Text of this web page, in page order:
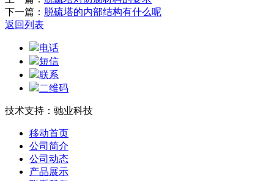
下一篇： 脱硫塔的内部结构有什么呢
返回列表
电话
短信
联系
二维码
技术支持：驰业科技
移动首页
公司简介
公司动态
产品展示